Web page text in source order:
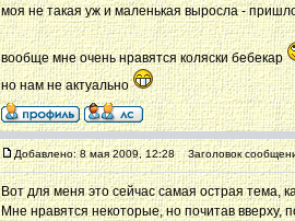
моя не такая уж и маленькая выросла -
вообще мне очень нравятся коляски бебекар
но нам не актуально
Добавлено: 8 мая 2009, 12:28 Заголовок
Вот для меня это сейчас самая острая тема,
Мне нравятся некоторые, но почитав вверху,